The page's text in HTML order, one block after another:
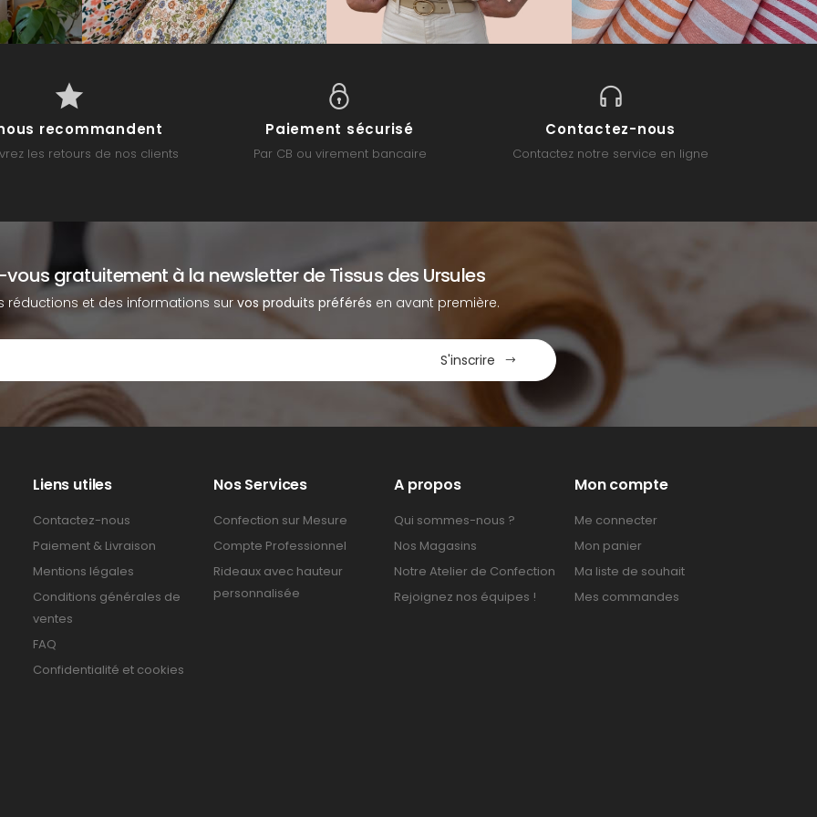
recommandent
les retours de nos clients
Paiement sécurisé
Par CB ou virement bancaire
Contactez-nous
Contactez notre service en ligne
gratuitement à la newsletter de Tissus des Ursules
réductions et des informations survos produits préférés en avant première.
S'inscrire
Liens utiles
Contactez-nous
Paiement & Livraison
Mentions légales
Conditions générales de
ventes
FAQ
Confidentialité et cookies
Nos Services
Confection sur Mesure
Compte Professionnel
Rideaux avec hauteur
personnalisée
A propos
Qui sommes-nous ?
Nos Magasins
Notre Atelier de Confection
Rejoignez nos équipes !
Mon compte
Me connecter
Mon panier
Ma liste de souhait
Mes commandes